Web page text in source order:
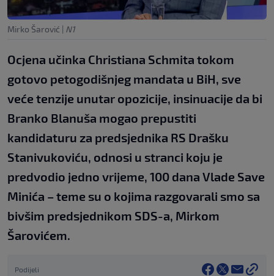
Mirko Šarović | N1
Ocjena učinka Christiana Schmita tokom
gotovo petogodišnjeg mandata u BiH, sve
veće tenzije unutar opozicije, insinuacije da bi
Branko Blanuša mogao prepustiti
kandidaturu za predsjednika RS Drašku
Stanivukoviću, odnosi u stranci koju je
predvodio jedno vrijeme, 100 dana Vlade Save
Minića – teme su o kojima razgovarali smo sa
bivšim predsjednikom SDS-a, Mirkom
Šarovićem.
Podijeli